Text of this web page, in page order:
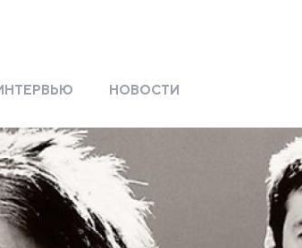
НОВОСТИ